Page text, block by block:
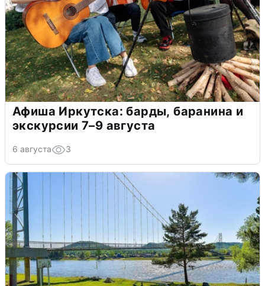
Афиша Иркутска: барды, баранина и
экскурсии 7–9 августа
6 августа 3